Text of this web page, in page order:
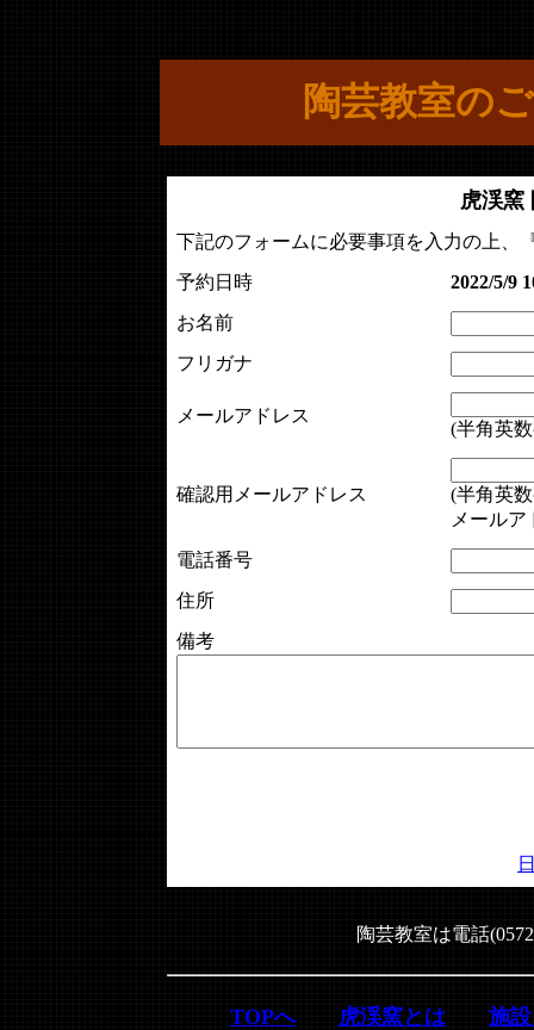
陶芸教室の
虎渓窯
下記のフォームに必要事項を入力の上、
予約日時
2022/5/9
お名前
フリガナ
メールアドレス
(半角英
確認用メールアドレス
(半角英
メール
電話番号
住所
備考
陶芸教室は電話
TOPへ 虎渓窯とは 施